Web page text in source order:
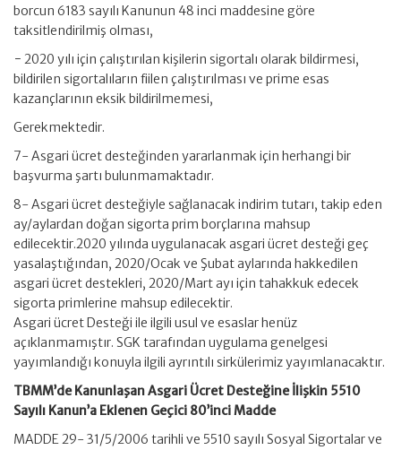
borcun 6183 sayılı Kanunun 48 inci maddesine göre
taksitlendirilmiş olması,
− 2020 yılı için çalıştırılan kişilerin sigortalı olarak bildirmesi,
bildirilen sigortalıların fiilen çalıştırılması ve prime esas
kazançlarının eksik bildirilmemesi,
Gerekmektedir.
7- Asgari ücret desteğinden yararlanmak için herhangi bir
başvurma şartı bulunmamaktadır.
8- Asgari ücret desteğiyle sağlanacak indirim tutarı, takip eden
ay/aylardan doğan sigorta prim borçlarına mahsup
edilecektir.2020 yılında uygulanacak asgari ücret desteği geç
yasalaştığından, 2020/Ocak ve Şubat aylarında hakkedilen
asgari ücret destekleri, 2020/Mart ayı için tahakkuk edecek
sigorta primlerine mahsup edilecektir.
Asgari ücret Desteği ile ilgili usul ve esaslar henüz
açıklanmamıştır. SGK tarafından uygulama genelgesi
yayımlandığı konuyla ilgili ayrıntılı sirkülerimiz yayımlanacaktır.
TBMM’de Kanunlaşan Asgari Ücret Desteğine İlişkin 5510
Sayılı Kanun’a Eklenen Geçici 80’inci Madde
MADDE 29- 31/5/2006 tarihli ve 5510 sayılı Sosyal Sigortalar ve